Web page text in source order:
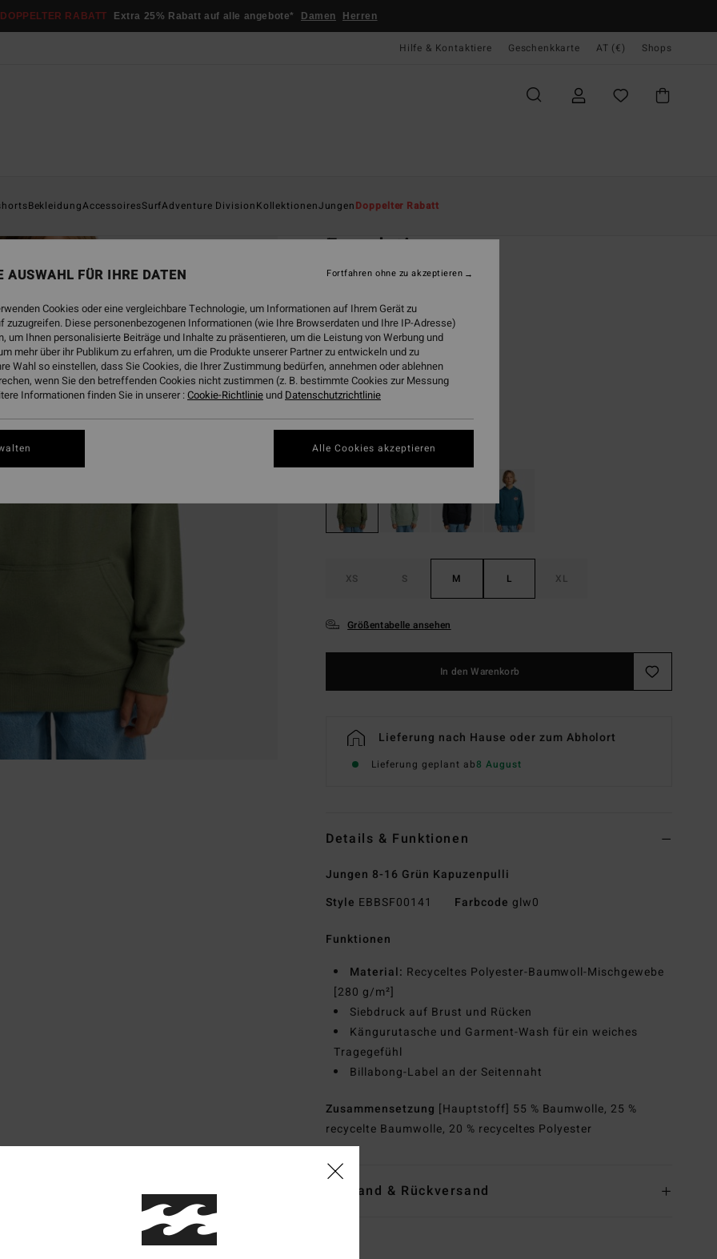
DOPPELTER RABATT Extra 25% Rabatt auf alle angebote* Damen Herren
Hilfe & Kontaktiere Geschenkkarte AT (€) Shops
BekleidungAccessoiresSurfAdventure DivisionKollektionenJungenDoppelter Rabatt
Foundation
Jungen 8-16 Grün Kapuzenpulli
ECO-BONUS
€ 49,95
63%
€ 18,73
SALE
DOPPELTER RABATT EXTRA 25%
FarbeMoss Green
XS S M L XL
Größentabelle ansehen
In den Warenkorb
Lieferung nach Hause oder zum Abholort
Lieferung geplant ab8 August
Details & Funktionen
Jungen 8-16 Grün Kapuzenpulli
Style EBBSF00141 Farbcode glw0
Funktionen
Material: Recyceltes Polyester-Baumwoll-Mischgewebe
[280 g/m²]
Siebdruck auf Brust und Rücken
Kängurutasche und Garment-Wash für ein weiches
Tragegefühl
Billabong-Label an der Seitennaht
Zusammensetzung [Hauptstoff] 55 % Baumwolle, 25 %
recycelte Baumwolle, 20 % recyceltes Polyester
Versand & Rückversand
AUSWAHL FÜR IHRE DATEN
Cookies oder eine vergleichbare Technologie, um Informationen auf Ihrem Gerät zu
zuzugreifen. Diese personenbezogenen Informationen (wie Ihre Browserdaten und Ihre IP-Adresse)
um Ihnen personalisierte Beiträge und Inhalte zu präsentieren, um die Leistung von Werbung und
mehr über ihr Publikum zu erfahren, um die Produkte unserer Partner zu entwickeln und zu
Wahl so einstellen, dass Sie Cookies, die Ihrer Zustimmung bedürfen, annehmen oder ablehnen
wenn Sie den betreffenden Cookies nicht zustimmen (z. B. bestimmte Cookies zur Messung
Informationen finden Sie in unserer :Cookie-Richtlinie und Datenschutzrichtlinie
Fortfahren ohne zu akzeptieren
Alle Cookies akzeptieren